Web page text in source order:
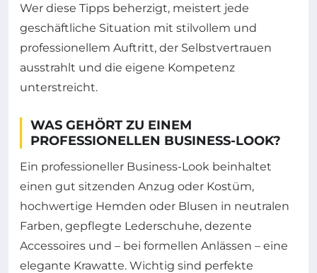
Wer diese Tipps beherzigt, meistert jede
geschäftliche Situation mit stilvollem und
professionellem Auftritt, der Selbstvertrauen
ausstrahlt und die eigene Kompetenz
unterstreicht.
WAS GEHÖRT ZU EINEM
PROFESSIONELLEN BUSINESS-LOOK?
Ein professioneller Business-Look beinhaltet
einen gut sitzenden Anzug oder Kostüm,
hochwertige Hemden oder Blusen in neutralen
Farben, gepflegte Lederschuhe, dezente
Accessoires und – bei formellen Anlässen – eine
elegante Krawatte. Wichtig sind perfekte